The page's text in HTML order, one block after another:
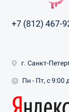
+7 (812) 467-
г. Санкт-
Пн - Пт, с 9:00